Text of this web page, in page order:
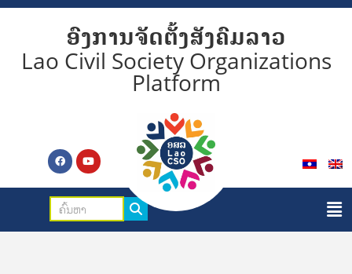
ອົງການຈັດຕັ້ງສັງຄົມລາວ
Lao Civil Society Organizations
Platform